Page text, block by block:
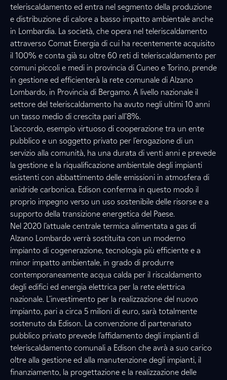
teleriscaldamento ed entra nel segmento della produzione
e distribuzione di calore a basso impatto ambientale anche
in Lombardia. La società, che opera nel teleriscaldamento
attraverso Comat Energia di cui ha recentemente acquisito
il 100% e conta già su oltre 60 reti di teleriscaldamento per
comuni piccoli e medi in provincia di Cuneo e Torino, prende
in gestione ed efficienterà la rete comunale di Alzano
Lombardo, in Provincia di Bergamo. A livello nazionale il
settore del teleriscaldamento ha avuto negli ultimi 10 anni
un tasso medio di crescita pari all’8%.
L’accordo, esempio virtuoso di cooperazione tra un ente
pubblico e un soggetto privato per l’erogazione di un
servizio alla comunità, ha una durata di venti anni e prevede
la gestione e la riqualificazione ambientale degli impianti
esistenti con abbattimento delle emissioni in atmosfera di
anidride carbonica. Edison conferma in questo modo il
proprio impegno verso un uso sostenibile delle risorse e a
supporto della transizione energetica del Paese.
Nel 2020 l’attuale centrale termica alimentata a gas di
Alzano Lombardo verrà sostituita con un moderno
impianto di cogenerazione, tecnologia più efficiente e a
minor impatto ambientale, in grado di produrre
contemporaneamente acqua calda per il riscaldamento
degli edifici ed energia elettrica per la rete elettrica
nazionale. L’investimento per la realizzazione del nuovo
impianto, pari a circa 5 milioni di euro, sarà totalmente
sostenuto da Edison. La convenzione di partenariato
pubblico privato prevede l’affidamento degli impianti di
teleriscaldamento comunali a Edison che avrà a suo carico
oltre alla gestione ed alla manutenzione degli impianti, il
finanziamento, la progettazione e la realizzazione delle